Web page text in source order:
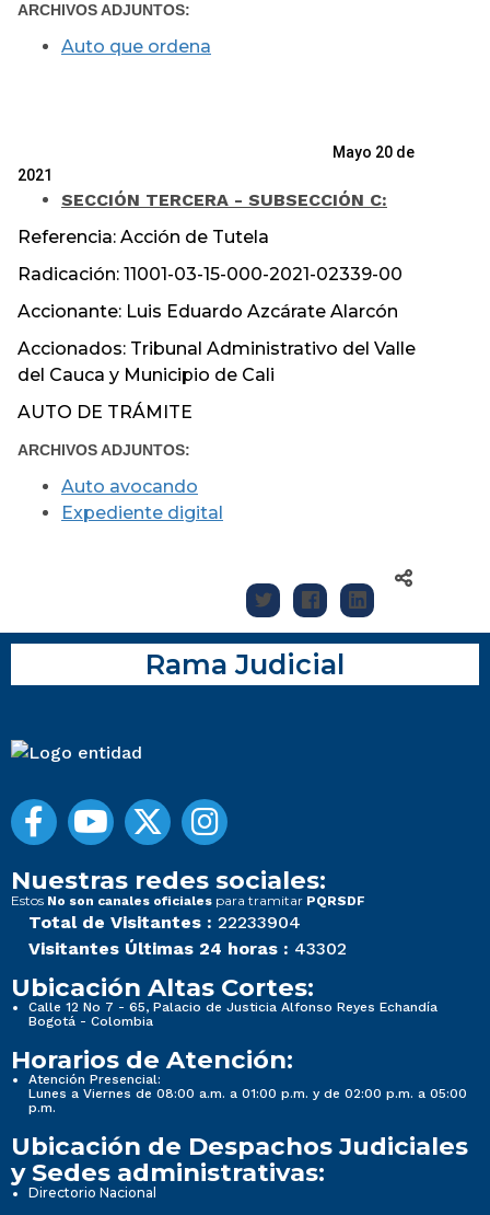
ARCHIVOS ADJUNTOS:
Auto que ordena
Mayo 20 de
2021
SECCIÓN TERCERA - SUBSECCIÓN C:
Referencia: Acción de Tutela
Radicación: 11001-03-15-000-2021-02339-00
Accionante: Luis Eduardo Azcárate Alarcón
Accionados: Tribunal Administrativo del Valle
del Cauca y Municipio de Cali
AUTO DE TRÁMITE
ARCHIVOS ADJUNTOS:
Auto avocando
Expediente digital
Rama Judicial
Nuestras redes sociales:
Estos No son canales oficiales para tramitar PQRSDF
Total de Visitantes : 22233904
Visitantes Últimas 24 horas : 43302
Ubicación Altas Cortes:
Calle 12 No 7 - 65, Palacio de Justicia Alfonso Reyes Echandía
Bogotá - Colombia
Horarios de Atención:
Atención Presencial:
Lunes a Viernes de 08:00 a.m. a 01:00 p.m. y de 02:00 p.m. a 05:00
p.m.
Ubicación de Despachos Judiciales
y Sedes administrativas:
Directorio Nacional